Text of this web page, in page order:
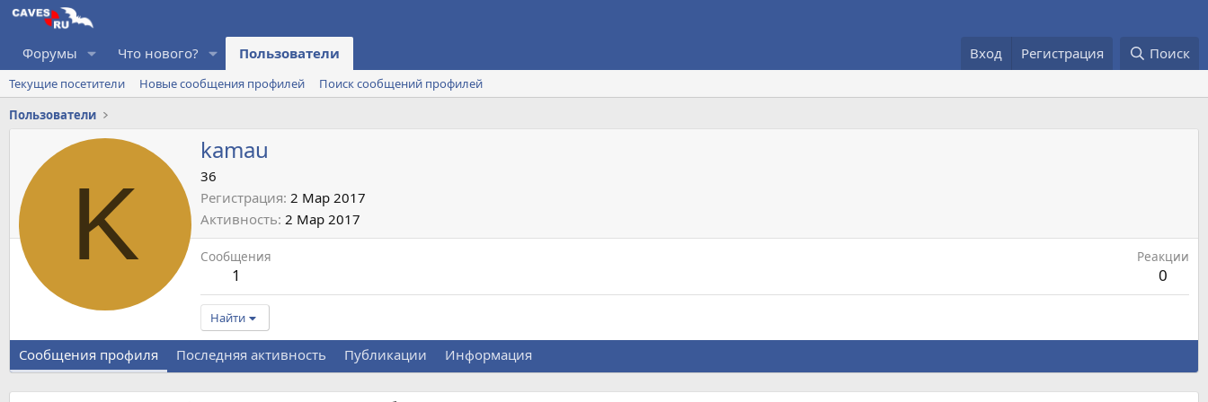
Форумы Что нового? Пользователи Вход Регистрация Поиск
Текущие посетители Новые сообщения профилей
Поиск сообщений профилей
Пользователи
K
kamau
36
Регистрация 2 Мар 2017
Активность 2 Мар 2017
Сообщения
1
Реакции
0
Найти
Сообщения профиля Последняя активность Публикации Информация